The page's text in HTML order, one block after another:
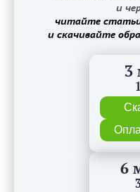
и
читайте
и скачивайте
3
6